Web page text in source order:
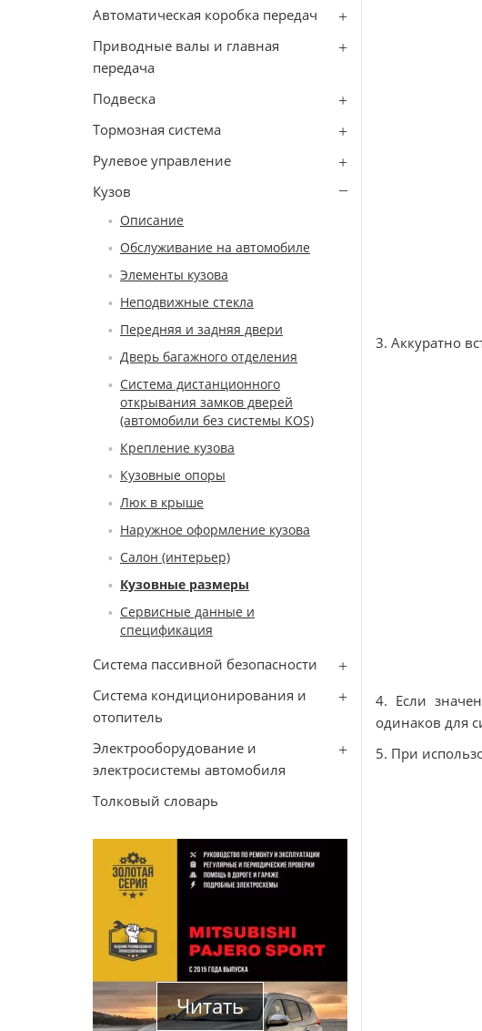
Автоматическая коробка передач
Приводные валы и главная
передача
Подвеска
Тормозная система
Рулевое управление
Кузов
Описание
Обслуживание на автомобиле
Элементы кузова
Неподвижные стекла
Передняя и задняя двери
Дверь багажного отделения
Система дистанционного
открывания замков дверей
(автомобили без системы KOS)
Крепление кузова
Кузовные опоры
Люк в крыше
Наружное оформление кузова
Салон (интерьер)
Кузовные размеры
Сервисные данные и
спецификация
Система пассивной безопасности
Система кондиционирования и
отопитель
Электрооборудование и
электросистемы автомобиля
Толковый словарь
Читать
3. Аккуратно
4. Если
одинаков для
5. При